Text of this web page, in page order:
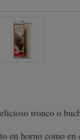
tronco o
en horno como